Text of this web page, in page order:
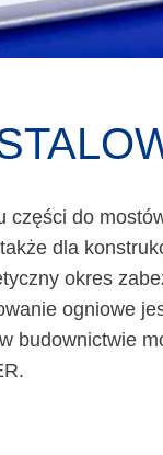
do
dla
okres
ogniowe
budownictwie